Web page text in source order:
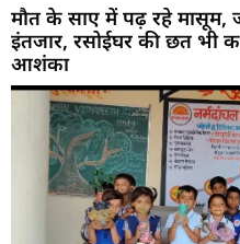
मौत के साए में पढ़ रहे मासूम,
इंतजार, रसोईघर की छत भी
आशंका